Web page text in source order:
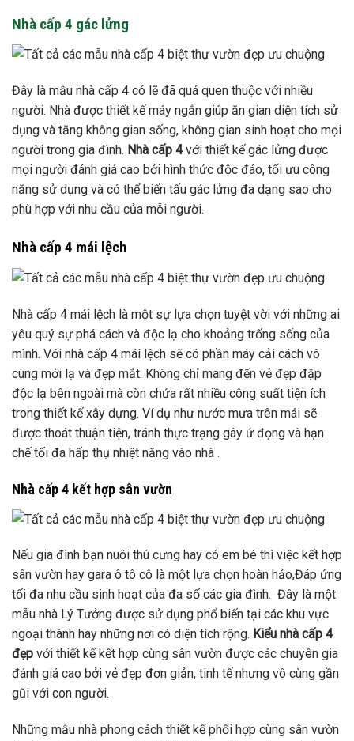
Nhà cấp 4 gác lửng
Đây là mẫu nhà cấp 4 có lẽ đã quá quen thuộc với nhiều
người. Nhà được thiết kế máy ngắn giúp ăn gian diện tích sử
dụng và tăng không gian sống, không gian sinh hoạt cho mọi
người trong gia đình. Nhà cấp 4với thiết kế gác lửng được
mọi người đánh giá cao bởi hình thức độc đáo, tối ưu công
năng sử dụng và có thể biến tấu gác lửng đa dạng sao cho
phù hợp với nhu cầu của mỗi người.
Nhà cấp 4 mái lệch
Nhà cấp 4 mái lệch là một sự lựa chọn tuyệt vời với những ai
yêu quý sự phá cách và độc lạ cho khoảng trống sống của
mình. Với nhà cấp 4 mái lệch sẽ có phần máy cải cách vô
cùng mới lạ và đẹp mắt. Không chỉ mang đến vẻ đẹp đập
độc lạ bên ngoài mà còn chứa rất nhiều công suất tiện ích
trong thiết kế xây dựng. Ví dụ như nước mưa trên mái sẽ
được thoát thuận tiện, tránh thực trạng gây ứ đọng và hạn
chế tối đa hấp thụ nhiệt năng vào nhà .
Nhà cấp 4 kết hợp sân vườn
Nếu gia đình bạn nuôi thú cưng hay có em bé thì việc kết hợp
sân vườn hay gara ô tô cô là một lựa chọn hoàn hảo,Đáp ứng
tối đa nhu cầu sinh hoạt của đa số các gia đình. Đây là một
mẫu nhà Lý Tưởng được sử dụng phổ biến tại các khu vực
ngoại thành hay những nơi có diện tích rộng. Kiểu nhà cấp 4
đẹp với thiết kế kết hợp cùng sân vườn được các chuyên gia
đánh giá cao bởi vẻ đẹp đơn giản, tinh tế nhưng vô cùng gần
gũi với con người.
Những mẫu nhà phong cách thiết kế phối hợp cùng sân vườn